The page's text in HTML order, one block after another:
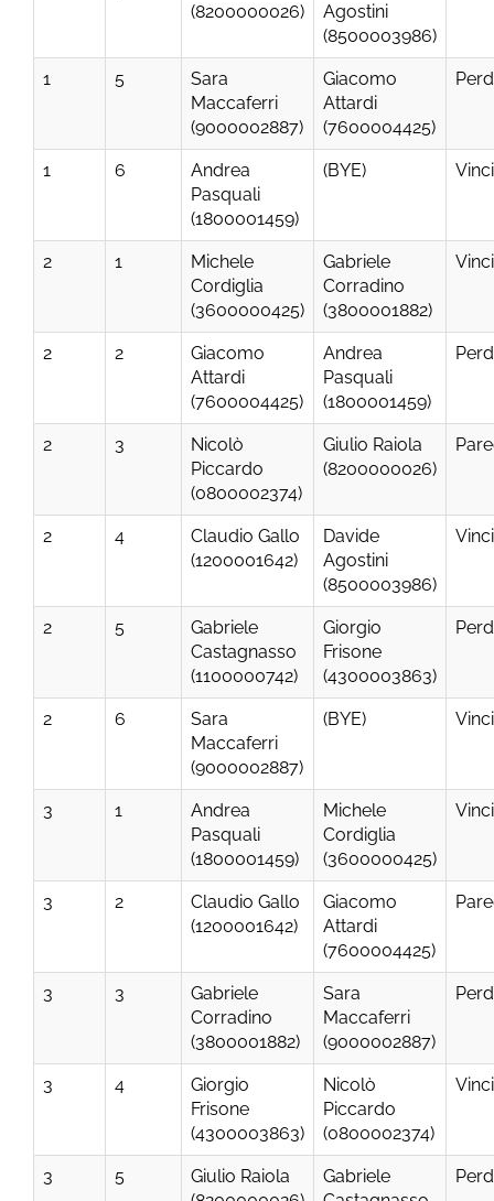
(8200000026)
Agostini
(8500003986)
1 5
Sara
Maccaferri
(9000002887)
Giacomo
Attardi
(7600004425)
1 6
Andrea
Pasquali
(1800001459)
(BYE)
2 1
Michele
Cordiglia
(3600000425)
Gabriele
Corradino
(3800001882)
2 2
Giacomo
Attardi
(7600004425)
Andrea
Pasquali
(1800001459)
2 3
Nicolò
Piccardo
(0800002374)
Giulio Raiola
(8200000026)
2 4
Claudio Gallo
(1200001642)
Davide
Agostini
(8500003986)
2 5
Gabriele
Castagnasso
(1100000742)
Giorgio
Frisone
(4300003863)
2 6
Sara
Maccaferri
(9000002887)
(BYE)
3 1
Andrea
Pasquali
(1800001459)
Michele
Cordiglia
(3600000425)
3 2
Claudio Gallo
(1200001642)
Giacomo
Attardi
(7600004425)
3 3
Gabriele
Corradino
(3800001882)
Sara
Maccaferri
(9000002887)
3 4
Giorgio
Frisone
(4300003863)
Nicolò
Piccardo
(0800002374)
3 5
Giulio Raiola
Gabriele